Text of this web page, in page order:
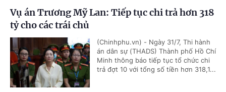
Vụ án Trương Mỹ Lan: Tiếp tục chi trả hơn 318
tỷ cho các trái chủ
(Chinhphu.vn) - Ngày 31/7, Thi hành
án dân sự (THADS) Thành phố Hồ Chí
Minh thông báo tiếp tục tổ chức chi
trả đợt 10 với tổng số tiền hơn 318,1...